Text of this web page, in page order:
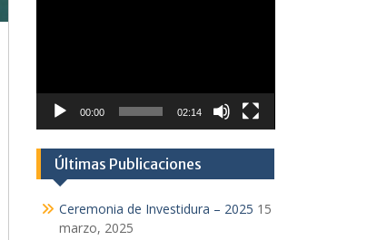
00:00 02:14
Últimas Publicaciones
Ceremonia de Investidura – 2025 15
marzo, 2025